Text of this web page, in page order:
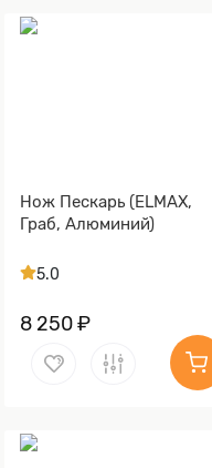
Нож Пескарь (ELMAX,
Граб, Алюминий)
5.0
8 250 ₽